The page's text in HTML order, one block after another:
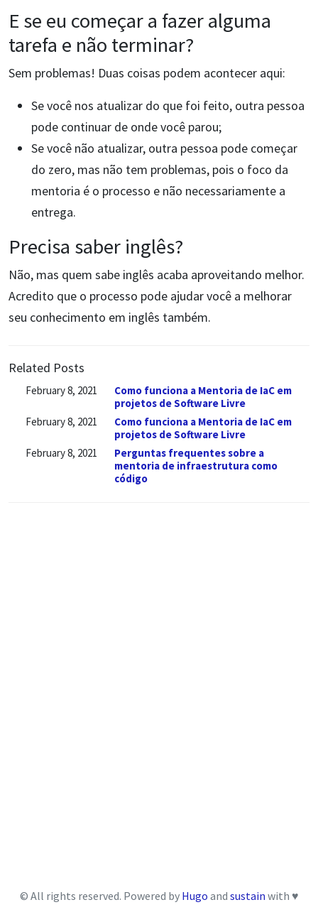
E se eu começar a fazer alguma
tarefa e não terminar?
Sem problemas! Duas coisas podem acontecer aqui:
Se você nos atualizar do que foi feito, outra pessoa
pode continuar de onde você parou;
Se você não atualizar, outra pessoa pode começar
do zero, mas não tem problemas, pois o foco da
mentoria é o processo e não necessariamente a
entrega.
Precisa saber inglês?
Não, mas quem sabe inglês acaba aproveitando melhor.
Acredito que o processo pode ajudar você a melhorar
seu conhecimento em inglês também.
Related Posts
February 8, 2021
Como funciona a Mentoria de IaC em
projetos de Software Livre
February 8, 2021
Como funciona a Mentoria de IaC em
projetos de Software Livre
February 8, 2021
Perguntas frequentes sobre a
mentoria de infraestrutura como
código
© All rights reserved. Powered by Hugo and sustain with ♥